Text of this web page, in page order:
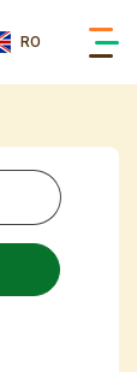
RO